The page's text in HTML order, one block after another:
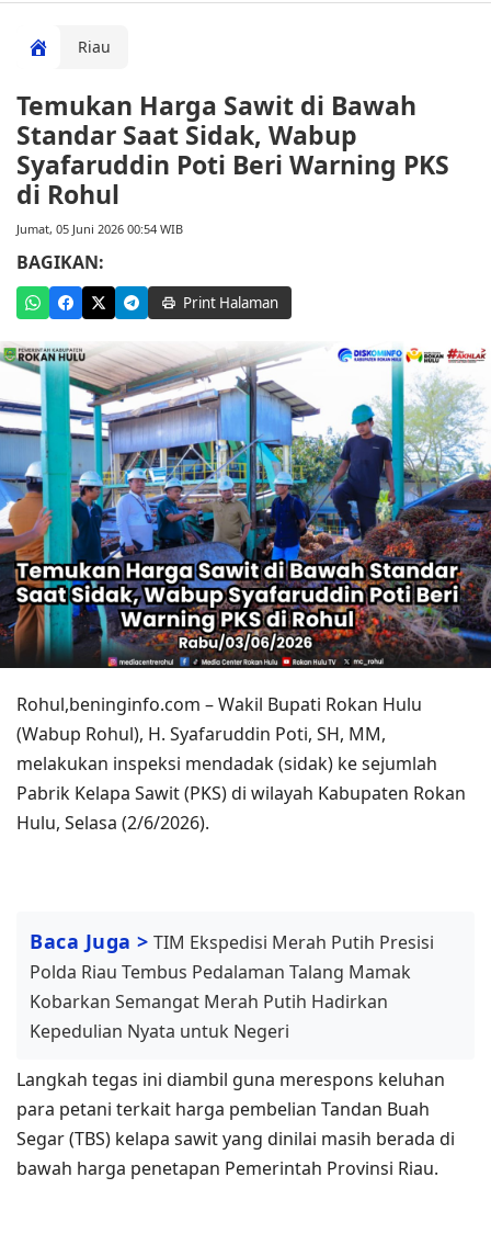
Riau
Temukan Harga Sawit di Bawah
Standar Saat Sidak, Wabup
Syafaruddin Poti Beri Warning PKS
di Rohul
Jumat, 05 Juni 2026 00:54 WIB
BAGIKAN:
Print Halaman
Rohul,beninginfo.com – Wakil Bupati Rokan Hulu
(Wabup Rohul), H. Syafaruddin Poti, SH, MM,
melakukan inspeksi mendadak (sidak) ke sejumlah
Pabrik Kelapa Sawit (PKS) di wilayah Kabupaten Rokan
Hulu, Selasa (2/6/2026).
Baca Juga > TIM Ekspedisi Merah Putih Presisi
Polda Riau Tembus Pedalaman Talang Mamak
Kobarkan Semangat Merah Putih Hadirkan
Kepedulian Nyata untuk Negeri
Langkah tegas ini diambil guna merespons keluhan
para petani terkait harga pembelian Tandan Buah
Segar (TBS) kelapa sawit yang dinilai masih berada di
bawah harga penetapan Pemerintah Provinsi Riau.